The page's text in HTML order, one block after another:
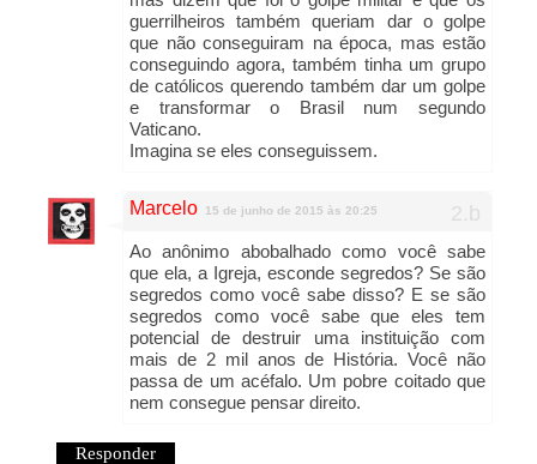
guerrilheiros também queriam dar o golpe
que não conseguiram na época, mas estão
conseguindo agora, também tinha um grupo
de católicos querendo também dar um golpe
e transformar o Brasil num segundo
Vaticano.
Imagina se eles conseguissem.
Marcelo 15 de junho de 2015 às 20:25
Ao anônimo abobalhado como você sabe
que ela, a Igreja, esconde segredos? Se são
segredos como você sabe disso? E se são
segredos como você sabe que eles tem
potencial de destruir uma instituição com
mais de 2 mil anos de História. Você não
passa de um acéfalo. Um pobre coitado que
nem consegue pensar direito.
Responder